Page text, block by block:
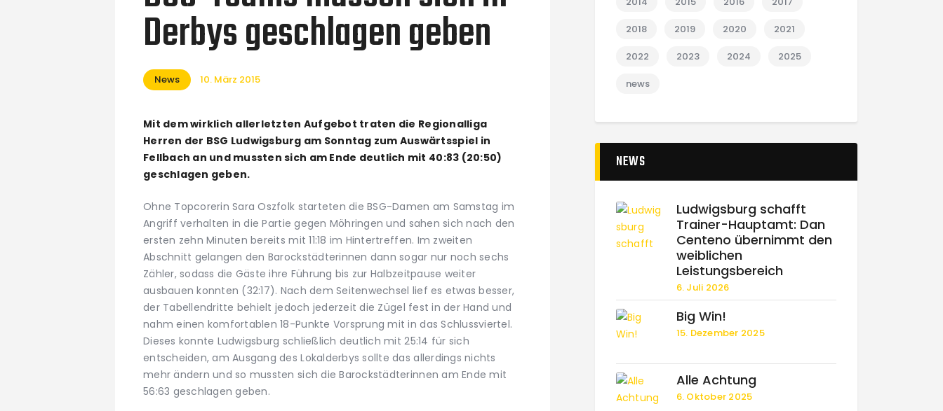
Derbys geschlagen geben
News 10. März 2015
Mit dem wirklich allerletzten Aufgebot traten die Regionalliga
Herren der BSG Ludwigsburg am Sonntag zum Auswärtsspiel in
Fellbach an und mussten sich am Ende deutlich mit 40:83 (20:50)
geschlagen geben.
Ohne Topcorerin Sara Oszfolk starteten die BSG-Damen am Samstag im
Angriff verhalten in die Partie gegen Möhringen und sahen sich nach den
ersten zehn Minuten bereits mit 11:18 im Hintertreffen. Im zweiten
Abschnitt gelangen den Barockstädterinnen dann sogar nur noch sechs
Zähler, sodass die Gäste ihre Führung bis zur Halbzeitpause weiter
ausbauen konnten (32:17). Nach dem Seitenwechsel lief es etwas besser,
der Tabellendritte behielt jedoch jederzeit die Zügel fest in der Hand und
nahm einen komfortablen 18-Punkte Vorsprung mit in das Schlussviertel.
Dieses konnte Ludwigsburg schließlich deutlich mit 25:14 für sich
entscheiden, am Ausgang des Lokalderbys sollte das allerdings nichts
mehr ändern und so mussten sich die Barockstädterinnen am Ende mit
56:63 geschlagen geben.
2018 2019 2020 2021
2022 2023 2024 2025
news
NEWS
Ludwigsburg schafft
Trainer-Hauptamt: Dan
Centeno übernimmt den
weiblichen
Leistungsbereich
6. Juli 2026
Big Win!
15. Dezember 2025
Alle Achtung
6. Oktober 2025